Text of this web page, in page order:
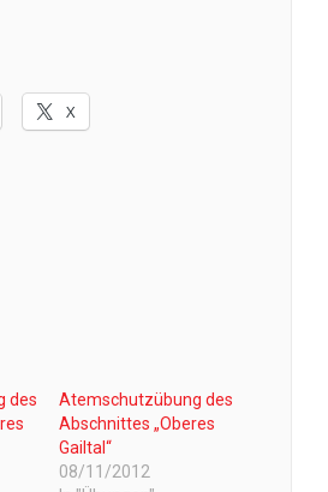
X
des
Atemschutzübung des
Abschnittes „Oberes
Gailtal“
08/11/2012